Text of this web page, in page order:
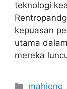
teknologi
kepuasan
utama
mereka
Categories
mahjong